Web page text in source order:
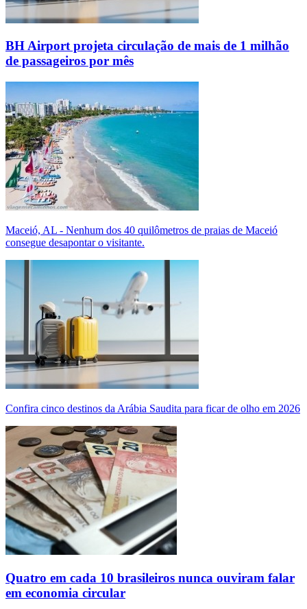
BH Airport projeta circulação de mais de 1 milhão
de passageiros por mês
Maceió, AL - Nenhum dos 40 quilômetros de praias de Maceió
consegue desapontar o visitante.
Confira cinco destinos da Arábia Saudita para ficar de olho em 2026
Quatro em cada 10 brasileiros nunca ouviram falar
em economia circular